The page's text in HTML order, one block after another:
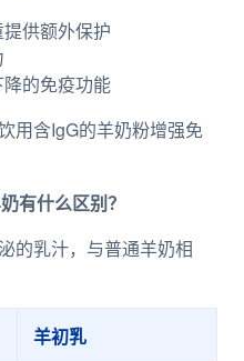
供额外保护
的免疫功能
用含IgG的羊奶粉增强免
有什么区别？
的乳汁，与普通羊奶相
羊初乳